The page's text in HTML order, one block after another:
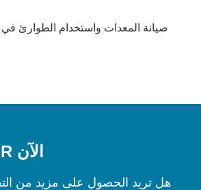
الاتصال CFAIR الآن
هل تريد الحصول على مزيد من